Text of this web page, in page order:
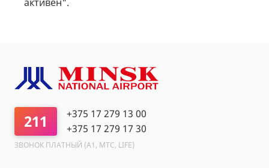
211
+375 17 279 13 00
+375 17 279 17 30
ЗВОНОК ПЛАТНЫЙ (A1, МТС, LIFE)